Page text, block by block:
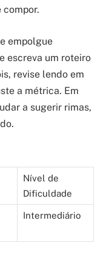
compor.
empolgue
escreva um roteiro
revise lendo em
a métrica. Em
a sugerir rimas,
Nível de
Dificuldade
Intermediário